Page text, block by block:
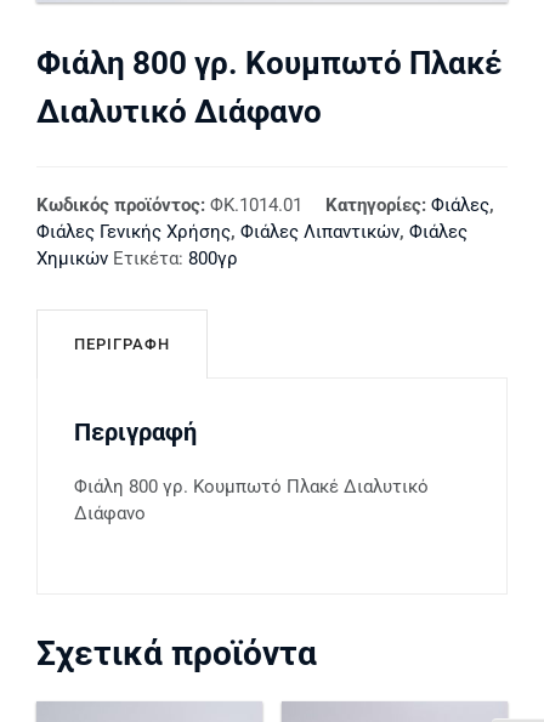
Φιάλη 800 γρ. Κουμπωτό Πλακέ
Διαλυτικό Διάφανο
Κωδικός προϊόντος: ΦΚ.1014.01 Κατηγορίες: Φιάλες,
Φιάλες Γενικής Χρήσης, Φιάλες Λιπαντικών, Φιάλες
Χημικών Ετικέτα: 800γρ
ΠΕΡΙΓΡΑΦΉ
Περιγραφή
Φιάλη 800 γρ. Κουμπωτό Πλακέ Διαλυτικό
Διάφανο
Σχετικά προϊόντα